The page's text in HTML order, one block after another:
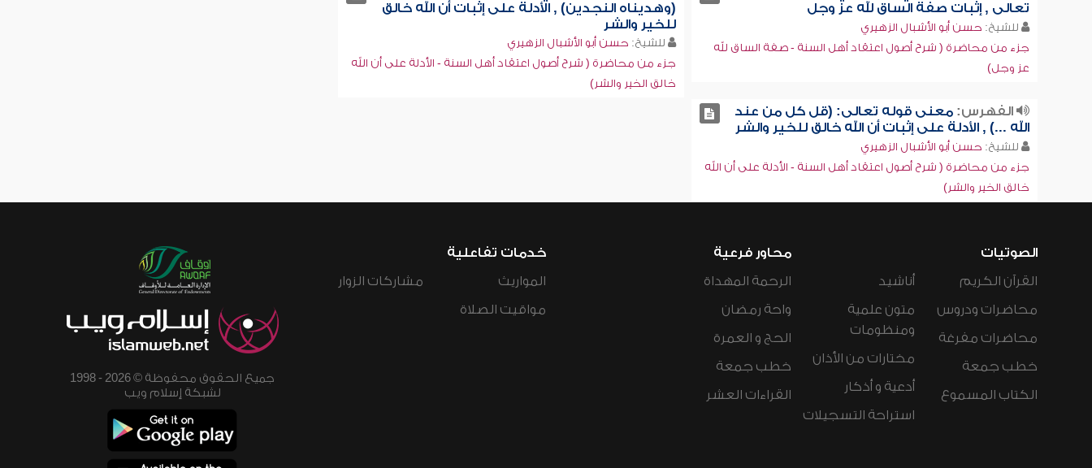
تعالى , إثبات صفة الساق لله عز وجل
للشيخ: حسن أبو الأشبال الزهيري
جزء من محاضرة ( شرح أصول اعتقاد أهل السنة - صفة الساق لله
عز وجل)
(وهديناه النجدين) , الأدلة على إثبات أن الله خالق
للخير والشر
للشيخ: حسن أبو الأشبال الزهيري
جزء من محاضرة ( شرح أصول اعتقاد أهل السنة - الأدلة على أن الله
خالق الخير والشر)
الفهرس:معنى قوله تعالى: (قل كل من عند
الله ...) , الأدلة على إثبات أن الله خالق للخير والشر
للشيخ: حسن أبو الأشبال الزهيري
جزء من محاضرة ( شرح أصول اعتقاد أهل السنة - الأدلة على أن الله
خالق الخير والشر)
الصوتيات
القرآن الكريم
محاضرات ودروس
محاضرات مفرغة
خطب جمعة
الكتاب المسموع
أناشيد
متون علمية
ومنظومات
مختارات من الأذان
أدعية و أذكار
استراحة التسجيلات
محاور فرعية
الرحمة المهداة
واحة رمضان
الحج و العمرة
خطب جمعة
القراءات العشر
خدمات تفاعلية
المواريث
مواقيت الصلاة
مشاركات الزوار
جميع الحقوق محفوظة © 2026 - 1998
لشبكة إسلام ويب